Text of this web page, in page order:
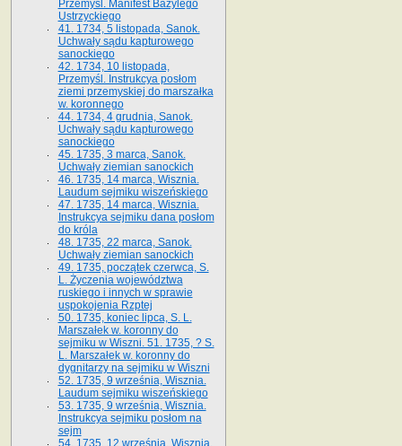
Przemyśl. Manifest Bazylego
Ustrzyckiego
41. 1734, 5 listopada, Sanok.
Uchwały sądu kapturowego
sanockiego
42. 1734, 10 listopada,
Przemyśl. Instrukcya posłom
ziemi przemyskiej do marszałka
w. koronnego
44. 1734, 4 grudnia, Sanok.
Uchwały sądu kapturowego
sanockiego
45. 1735, 3 marca, Sanok.
Uchwały ziemian sanockich
46. 1735, 14 marca, Wisznia.
Laudum sejmiku wiszeńskiego
47. 1735, 14 marca, Wisznia.
Instrukcya sejmiku dana posłom
do króla
48. 1735, 22 marca, Sanok.
Uchwały ziemian sanockich
49. 1735, początek czerwca, S.
L. Życzenia województwa
ruskiego i innych w sprawie
uspokojenia Rzptej
50. 1735, koniec lipca, S. L.
Marszałek w. koronny do
sejmiku w Wiszni. 51. 1735, ? S.
L. Marszałek w. koronny do
dygnitarzy na sejmiku w Wiszni
52. 1735, 9 września, Wisznia.
Laudum sejmiku wiszeńskiego
53. 1735, 9 września, Wisznia.
Instrukcya sejmiku posłom na
sejm
54. 1735, 12 września, Wisznia.